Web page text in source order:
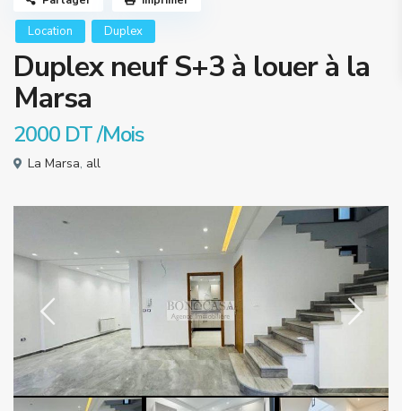
Location Duplex
Duplex neuf S+3 à louer à la
Marsa
2000 DT/Mois
La Marsa, all